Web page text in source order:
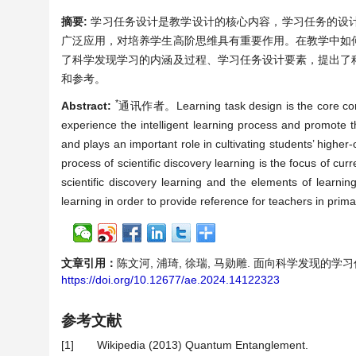
摘要:学习任务设计是教学设计的核心内容，学习任务的
广泛应用，对培养学生高阶思维具有重要作用。在教学中
了科学发现学习的内涵及过程、学习任务设计要素，提出
和参考。
Abstract: *通讯作者。Learning task design is the core
experience the intelligent learning process and promote
and plays an important role in cultivating students’
process of scientific discovery learning is the focus of
scientific discovery learning and the elements of
learning in order to provide reference for teachers in
文章引用： 陈文河, 浦琦, 徐瑞, 马勋雕. 面向科学发现的学
https://doi.org/10.12677/ae.2024.14122323
参考文献
[1]
Wikipedia (2013) Quantum Entanglement.